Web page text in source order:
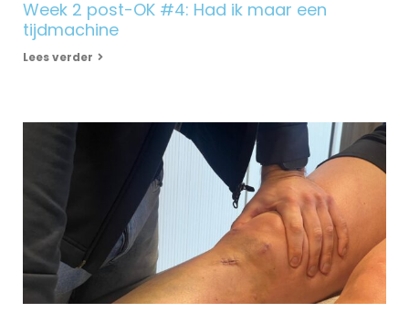
Week 2 post-OK #4: Had ik maar een
tijdmachine
Lees verder